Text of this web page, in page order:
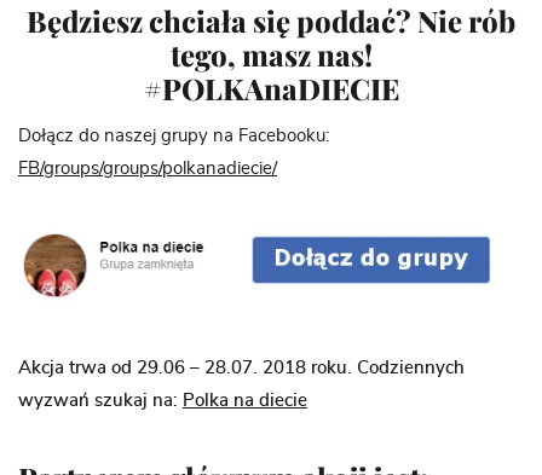
Będziesz chciała się poddać? Nie rób
tego, masz nas!
#POLKAnaDIECIE
Dołącz do naszej grupy na Facebooku:
FB/groups/groups/polkanadiecie/
Akcja trwa od 29.06 – 28.07. 2018 roku. Codziennych
wyzwań szukaj na: Polka na diecie